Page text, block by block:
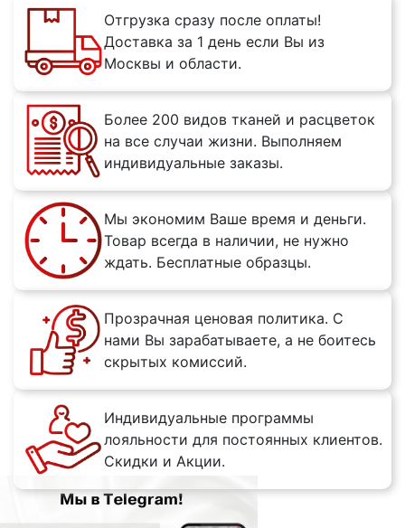
Отгрузка сразу после оплаты!
Доставка за 1 день если Вы из
Москвы и области.
Более 200 видов тканей и расцветок
на все случаи жизни. Выполняем
индивидуальные заказы.
Мы экономим Ваше время и деньги.
Товар всегда в наличии, не нужно
ждать. Бесплатные образцы.
Прозрачная ценовая политика. С
нами Вы зарабатываете, а не боитесь
скрытых комиссий.
Индивидуальные программы
лояльности для постоянных клиентов.
Скидки и Акции.